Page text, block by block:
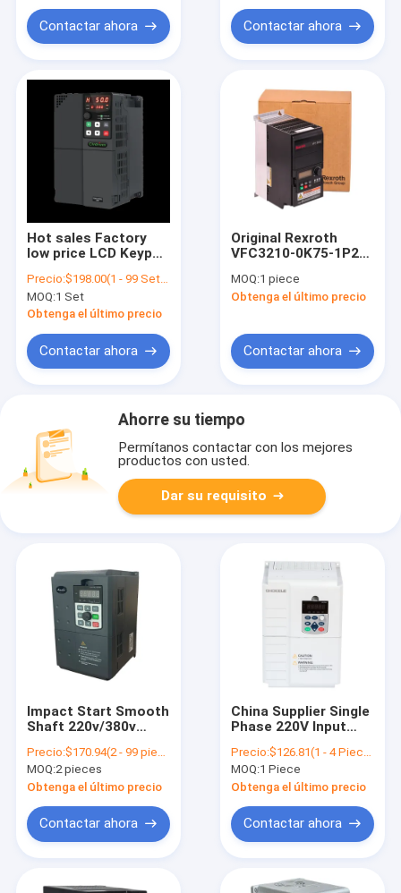
Contactar ahora Contactar ahora
Hot sales Factory
low price LCD Keypad
variable frequency
inverter 11KW VFD
Drive
Precio:$198.00(1 - 99 Sets) $188.00(100 - 299 Sets) $179.00(>=300 Sets)
MOQ:1 Set
Obtenga el último precio
Contactar ahora
Original Rexroth
VFC3210-0K75-1P2-
NNNN Original
Rexroth VFC3210-
Variadores de
frecuencia Inversor
Convertidor
MOQ:1 piece
Obtenga el último precio
Contactar ahora
Ahorre su tiempo
Permítanos contactar con los mejores
productos con usted.
Dar su requisito
Impact Start Smooth
Shaft 220v/380v
1 Phase 2.2kw Vfd
Variable Frequency
Inverter
Precio:$170.94(2 - 99 pieces) $87.30(>=100 pieces)
MOQ:2 pieces
Obtenga el último precio
Contactar ahora
China Supplier Single
Phase 220V Input
2.2KW VFD / Variable
Frequency Drive /
Frequency Inverter
118x185x157mm
Precio:$126.81(1 - 4 Pieces) $121.83(>=5 Pieces)
MOQ:1 Piece
Obtenga el último precio
Contactar ahora